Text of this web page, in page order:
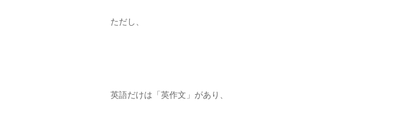
ただし、
英語だけは「英作文」があり、